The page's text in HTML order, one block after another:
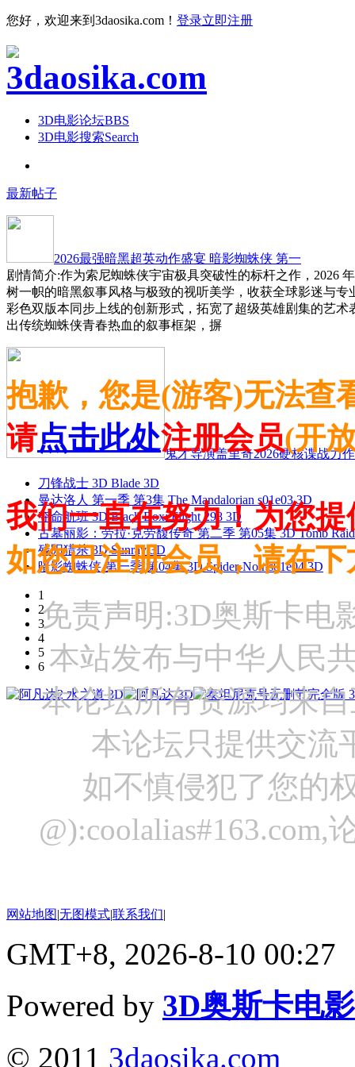
您好，欢迎来到3daosika.com！ 登录立即注册
3D电影论坛BBS
3D电影搜索Search
最新帖子
2026最强暗黑超英动作盛宴 暗影蜘蛛侠 第一
剧情简介:作为索尼蜘蛛侠宇宙极具突破性的标杆之作，2026
树一帜的暗黑叙事风格与极致的视听美学，收获全球影迷与
彩色双版本同步上线的创新形式，拓宽了超级英雄剧集的艺
出传统蜘蛛侠青春热血的叙事框架，摒
鬼才导演盖里奇2026硬核谍战力
刀锋战士 3D Blade 3D
曼达洛人 第一季 第3集 The Mandalorian s01e03 3D
夺命航班 3D Black Box: Flight 298 3D
古墓丽影：劳拉·克劳馥传奇 第二季 第05集 3D Tomb
残阳猎杀 3D Sunray 3D
暗影蜘蛛侠 第一季 第04集 3D Spider-Noir s01e04 3D
1
2
3
4
5
6
抱歉，您是(游客)无法查
请点击此处注册会员(开
我们一直在努力！为您
如您已注册会员，请在
免责声明:3D奥斯卡电
本站发布与中华人民
本论坛所有资源均来
本论坛只提供交流
如不慎侵犯了您的
网站地图|无图模式|联系我们|
GMT+8, 2026-8-10 00:27
Powered by 3D奥斯卡电
© 2011 3daosika.com